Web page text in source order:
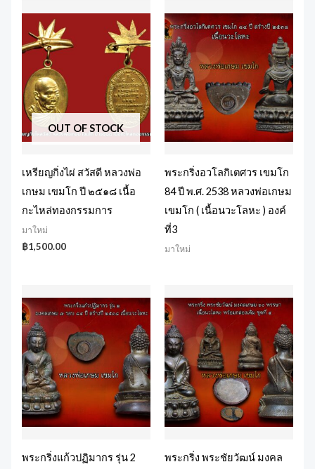
OUT OF STOCK
เหรียญกิ่งไผ่ สวัสดี หลวงพ่อ
เกษม เขมโก ปี ๒๕๑๘ เนื้อ
กะไหล่ทองกรรมการ
มาใหม่
฿1,500.00
พระกริ่งอวโลกิเตศวร เขมโก
84 ปี พ.ศ. 2538 หลวงพ่อเกษม
เขมโก ( เนื้อนวะโลหะ ) องค์
ที่3
มาใหม่
พระกริ่งแก้วปฏิมากร รุ่น 2
พระกริ่ง พระชัยวัฒน์ มงคล